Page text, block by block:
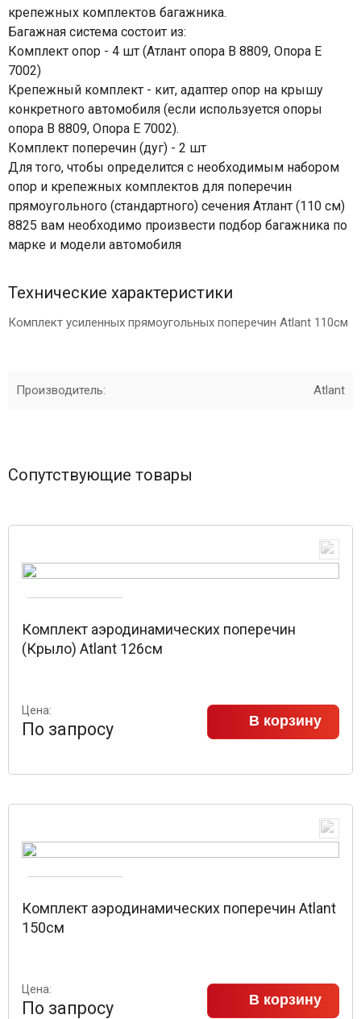
крепежных комплектов багажника.
Багажная система состоит из:
Комплект опор - 4 шт (Атлант опора В 8809, Опора Е
7002)
Крепежный комплект - кит, адаптер опор на крышу
конкретного автомобиля (если используется опоры
опора В 8809, Опора Е 7002).
Комплект поперечин (дуг) - 2 шт
Для того, чтобы определится с необходимым набором
опор и крепежных комплектов для поперечин
прямоугольного (стандартного) сечения Атлант (110 см)
8825 вам необходимо произвести подбор багажника по
марке и модели автомобиля
Технические характеристики
Комплект усиленных прямоугольных поперечин Atlant 110см
Производитель: Atlant
Сопутствующие товары
Комплект аэродинамических поперечин
(Крыло) Atlant 126см
Цена:
По запросу В корзину
Комплект аэродинамических поперечин Atlant
150см
Цена:
По запросу В корзину